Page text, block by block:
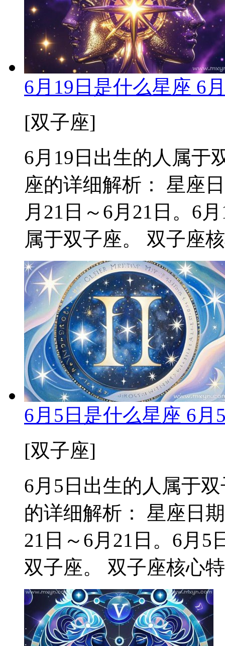
6月19日是什么星座 6
[双子座]
6月19日出生的人属于
座的详细解析： 星座
月21日～6月21日。6
属于双子座。 双子座
6月5日是什么星座 6
[双子座]
6月5日出生的人属于
的详细解析： 星座日
21日～6月21日。6月5
双子座。 双子座核心